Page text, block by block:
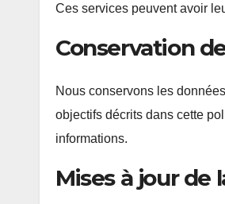
Ces services peuvent avoir
Conservation
Nous conservons les
objectifs décrits dans cette
informations.
Mises à jour de